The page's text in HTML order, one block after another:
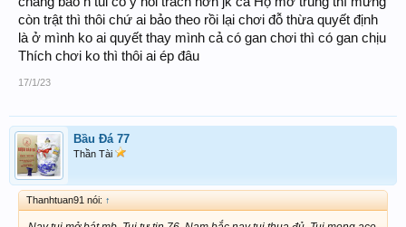
còn trật thì thôi chứ ai bảo theo rồi lại chơi đỗ thừa quyết định
là ở mình ko ai quyết thay mình cả có gan chơi thì có gan chịu
Thích chơi ko thì thôi ai ép đâu
17/1/23
Bầu Đá 77
Thần Tài
Thanhtuan91 nói: ↑